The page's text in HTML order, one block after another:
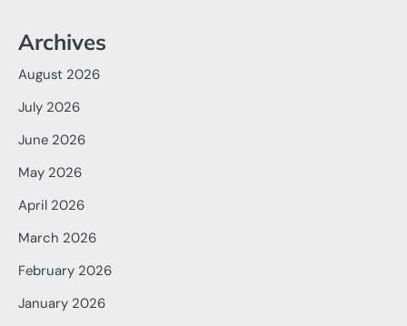
Archives
August 2026
July 2026
June 2026
May 2026
April 2026
March 2026
February 2026
January 2026